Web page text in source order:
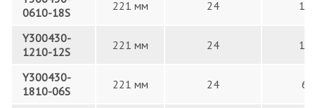
0610-18S
221 мм 24 18
Y300430-
1210-12S
221 мм 24 12
Y300430-
1810-06S
221 мм 24 6